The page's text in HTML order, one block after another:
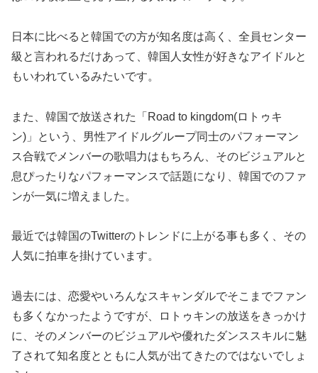
日本に比べると韓国での方が知名度は高く、全員センター
級と言われるだけあって、韓国人女性が好きなアイドルと
もいわれているみたいです。
また、韓国で放送された「Road to kingdom(ロトゥキ
ン)」という、男性アイドルグループ同士のパフォーマン
ス合戦でメンバーの歌唱力はもちろん、そのビジュアルと
息ぴったりなパフォーマンスで話題になり、韓国でのファ
ンが一気に増えました。
最近では韓国のTwitterのトレンドに上がる事も多く、その
人気に拍車を掛けています。
過去には、恋愛やいろんなスキャンダルでそこまでファン
も多くなかったようですが、ロトゥキンの放送をきっかけ
に、そのメンバーのビジュアルや優れたダンススキルに魅
了されて知名度とともに人気が出てきたのではないでしょ